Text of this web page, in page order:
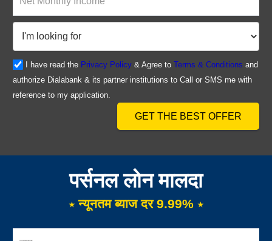
I have read the Privacy Policy& Agree to Terms & Conditions and
authorize Dialabank & its partner institutions to Call or SMS me with
reference to my application.
GET THE BEST OFFER
पर्सनल लोन मालदा
⋆ न्यूनतम ब्याज दर 9.99% ⋆